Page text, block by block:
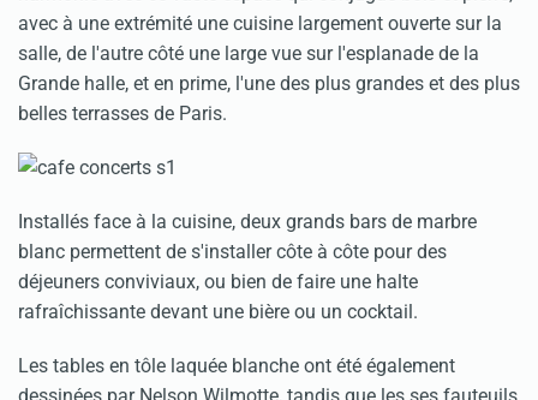
avec à une extrémité une cuisine largement ouverte sur la
salle, de l'autre côté une large vue sur l'esplanade de la
Grande halle, et en prime, l'une des plus grandes et des plus
belles terrasses de Paris.
Installés face à la cuisine, deux grands bars de marbre
blanc permettent de s'installer côte à côte pour des
déjeuners conviviaux, ou bien de faire une halte
rafraîchissante devant une bière ou un cocktail.
Les tables en tôle laquée blanche ont été également